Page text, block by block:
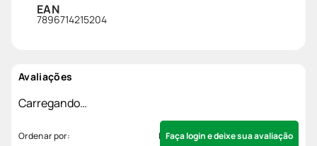
EAN
7896714215204
Avaliações
Carregando…
Faça login e deixe sua avaliação